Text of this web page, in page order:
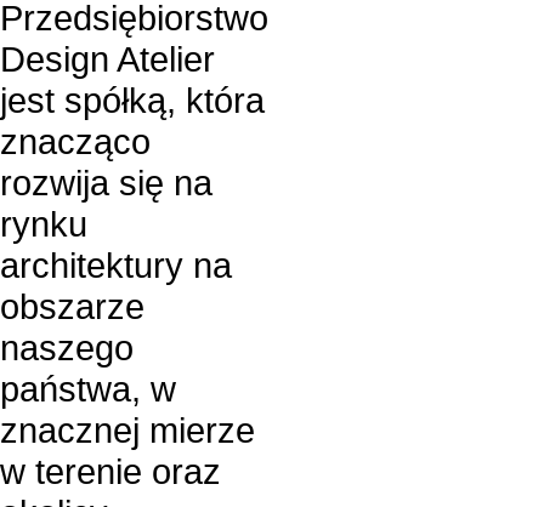
Przedsiębiorstwo
Design Atelier
jest spółką, która
znacząco
rozwija się na
rynku
architektury na
obszarze
naszego
państwa, w
znacznej mierze
w terenie oraz